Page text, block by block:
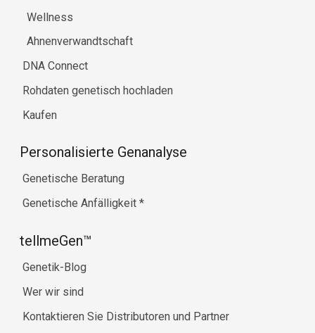
Wellness
Ahnenverwandtschaft
DNA Connect
Rohdaten genetisch hochladen
Kaufen
Personalisierte Genanalyse
Genetische Beratung
Genetische Anfälligkeit *
tellmeGen™
Genetik-Blog
Wer wir sind
Kontaktieren Sie Distributoren und Partner